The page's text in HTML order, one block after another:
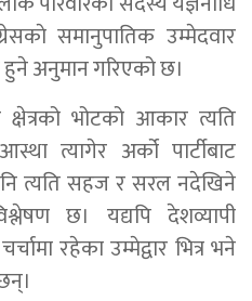
समानुपातिक उम्मेदवार
हुने अनुमान गरिएको छ।
भोटको आकार त्यति
त्यागेर अर्को पार्टीबाट
त्यति सहज र सरल नदेखिने
छ। यद्यपि देशव्यापी
रहेका उम्मेद्वार भित्र भने